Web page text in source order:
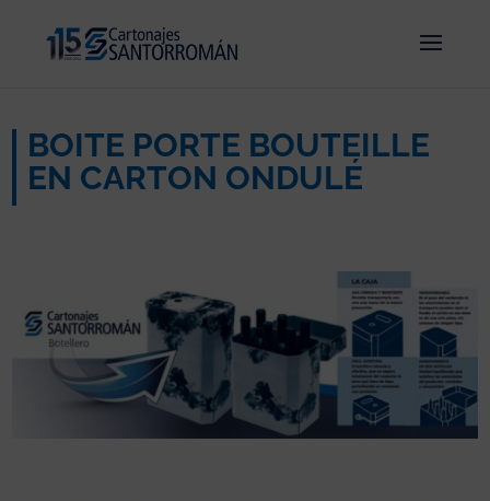
BOITE PORTE BOUTEILLE
EN CARTON ONDULÉ